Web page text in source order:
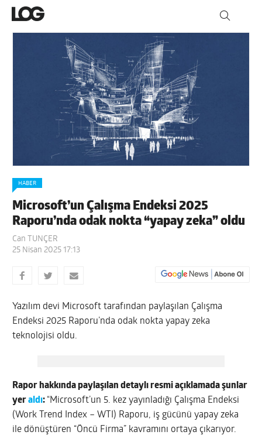
HABER
Microsoft’un Çalışma Endeksi 2025
Raporu’nda odak nokta “yapay zeka” oldu
Can TUNÇER
25 Nisan 2025 17:13
Yazılım devi Microsoft tarafından paylaşılan Çalışma
Endeksi 2025 Raporu’nda odak nokta yapay zeka
teknolojisi oldu.
Rapor hakkında paylaşılan detaylı resmi açıklamada şunlar
yeraldı: “Microsoft’un 5. kez yayınladığı Çalışma Endeksi
(Work Trend Index – WTI) Raporu, iş gücünü yapay zeka
ile dönüştüren “Öncü Firma” kavramını ortaya çıkarıyor.